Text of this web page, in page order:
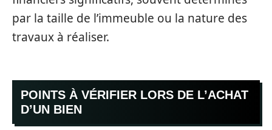
par la taille de l’immeuble ou la nature des
travaux à réaliser.
POINTS À VÉRIFIER LORS DE L’ACHAT
D’UN BIEN